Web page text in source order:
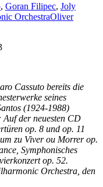
, Goran Filipec, Joly
OrchestraOliver
Cassuto bereits die
seines
(1924-1988)
Auf der neuesten CD
op. 8 und op. 11
zu Viver ou Morrer op.
Symphonisches
op. 52.
Orchestra, den